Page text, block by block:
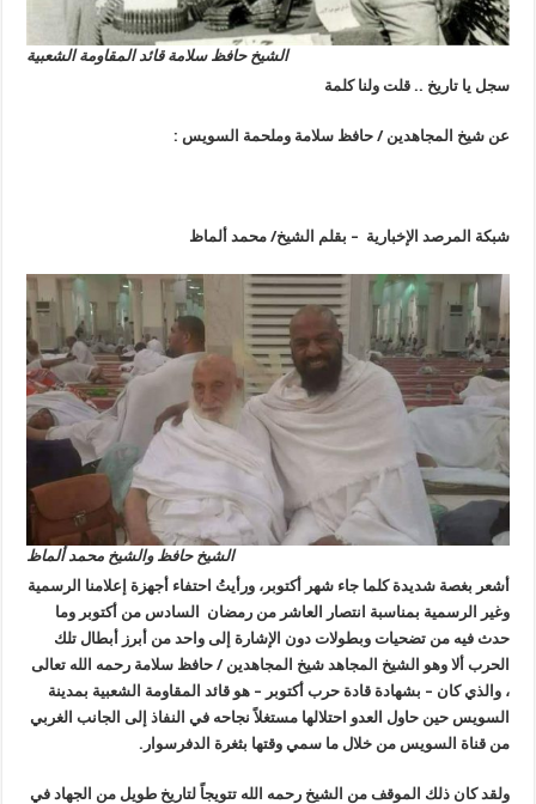
الشيخ حافظ سلامة قائد المقاومة الشعبية
سجل يا تاريخ .. قلت ولنا كلمة
عن شيخ المجاهدين / حافظ سلامة وملحمة السويس :
شبكة المرصد الإخبارية – بقلم الشيخ/ محمد ألماظ
الشيخ حافظ والشيخ محمد ألماظ
أشعر بغصة شديدة كلما جاء شهر أكتوبر، ورأيتُ احتفاء أجهزة إعلامنا الرسمية
وغير الرسمية بمناسبة انتصار العاشر من رمضان السادس من أكتوبر وما
حدث فيه من تضحيات وبطولات دون الإشارة إلى واحد من أبرز أبطال تلك
الحرب ألا وهو الشيخ المجاهد شيخ المجاهدين / حافظ سلامة رحمه الله تعالى
، والذي كان – بشهادة قادة حرب أكتوبر – هو قائد المقاومة الشعبية بمدينة
السويس حين حاول العدو احتلالها مستغلاً نجاحه في النفاذ إلى الجانب الغربي
من قناة السويس من خلال ما سمي وقتها بثغرة الدفرسوار.
ولقد كان ذلك الموقف من الشيخ رحمه الله تتويجاً لتاريخ طويل من الجهاد في